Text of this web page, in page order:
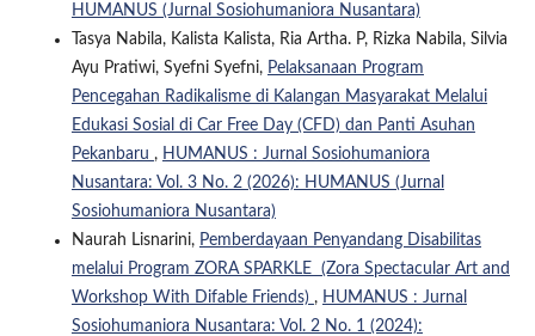
HUMANUS (Jurnal Sosiohumaniora Nusantara)
Tasya Nabila, Kalista Kalista, Ria Artha. P, Rizka Nabila, Silvia
Ayu Pratiwi, Syefni Syefni, Pelaksanaan Program
Pencegahan Radikalisme di Kalangan Masyarakat Melalui
Edukasi Sosial di Car Free Day (CFD) dan Panti Asuhan
Pekanbaru , HUMANUS : Jurnal Sosiohumaniora
Nusantara: Vol. 3 No. 2 (2026): HUMANUS (Jurnal
Sosiohumaniora Nusantara)
Naurah Lisnarini, Pemberdayaan Penyandang Disabilitas
melalui Program ZORA SPARKLE (Zora Spectacular Art and
Workshop With Difable Friends) , HUMANUS : Jurnal
Sosiohumaniora Nusantara: Vol. 2 No. 1 (2024):